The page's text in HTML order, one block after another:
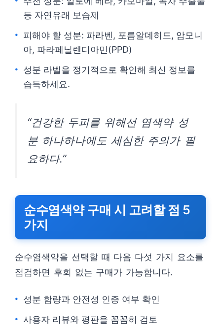
등 자연유래 보습제
피해야 할 성분: 파라벤, 포름알데히드, 암모니
아, 파라페닐렌디아민(PPD)
성분 라벨을 정기적으로 확인해 최신 정보를
습득하세요.
“건강한 두피를 위해선 염색약 성
분 하나하나에도 세심한 주의가 필
요하다.”
순수염색약 구매 시 고려할 점 5
가지
순수염색약을 선택할 때 다음 다섯 가지 요소를
점검하면 후회 없는 구매가 가능합니다.
성분 함량과 안전성 인증 여부 확인
사용자 리뷰와 평판을 꼼꼼히 검토